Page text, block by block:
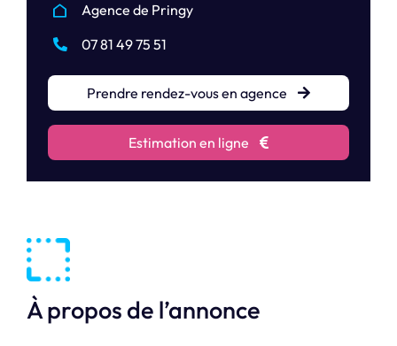
Agence de Pringy
07 81 49 75 51
Prendre rendez-vous en agence
Estimation en ligne
À propos de l’annonce